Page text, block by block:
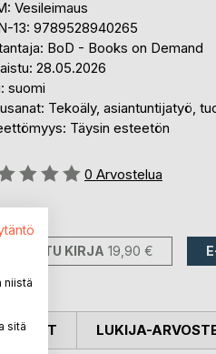
Vesileimaus
13: 9789528940265
BoD - Books on Demand
28.05.2026
suomi
Tekoäly, asiantuntijatyö,
Täysin esteetön
0 Arvostelua
PAINETTU KIRJA 19,90 €
LUKIJA-
niistä
sitä